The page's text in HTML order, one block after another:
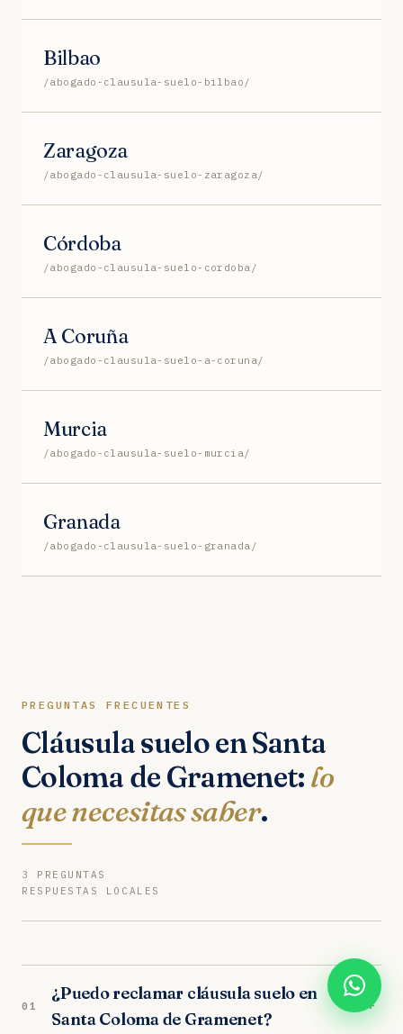
Bilbao
/abogado-clausula-suelo-bilbao/
Zaragoza
/abogado-clausula-suelo-zaragoza/
Córdoba
/abogado-clausula-suelo-cordoba/
A Coruña
/abogado-clausula-suelo-a-coruna/
Murcia
/abogado-clausula-suelo-murcia/
Granada
/abogado-clausula-suelo-granada/
PREGUNTAS FRECUENTES
Cláusula suelo en Santa
Coloma de Gramenet: lo
que necesitas saber.
3 PREGUNTAS
RESPUESTAS LOCALES
01
¿Puedo reclamar cláusula suelo en
Santa Coloma de Gramenet?
+